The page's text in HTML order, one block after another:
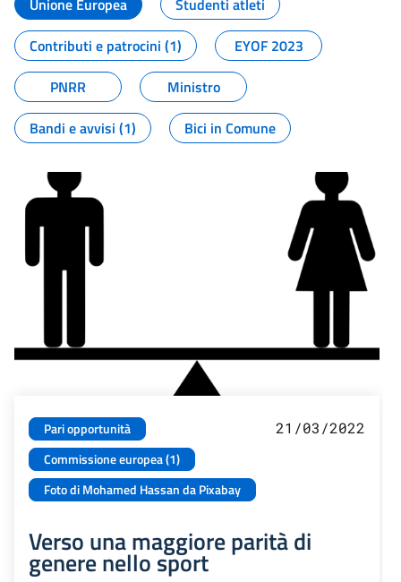
Unione Europea
Studenti atleti
Contributi e patrocini (1)
EYOF 2023
PNRR
Ministro
Bandi e avvisi (1)
Bici in Comune
Pari opportunità
Commissione europea (1)
Foto di Mohamed Hassan da Pixabay
21/03/2022
Verso una maggiore parità di
genere nello sport